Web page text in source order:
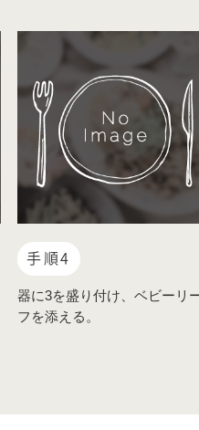
手順4
器に3を盛り付け、ベビーリ
フを添える。